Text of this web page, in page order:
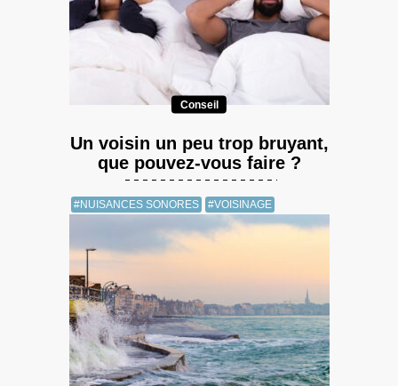
Conseil
Un voisin un peu trop bruyant,
que pouvez-vous faire ?
#NUISANCES SONORES #VOISINAGE